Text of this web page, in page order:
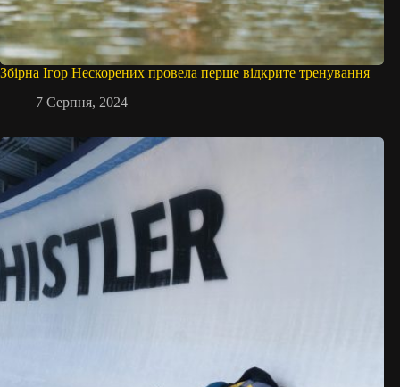
Збірна Ігор Нескорених провела перше відкрите тренування
7 Серпня, 2024